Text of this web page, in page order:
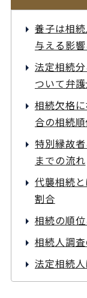
養子は相
与える影
法定相続
ついて弁
相続欠格
合の相続
特別縁故
までの流れ
代襲相続
割合
相続の順
相続人調
法定相続